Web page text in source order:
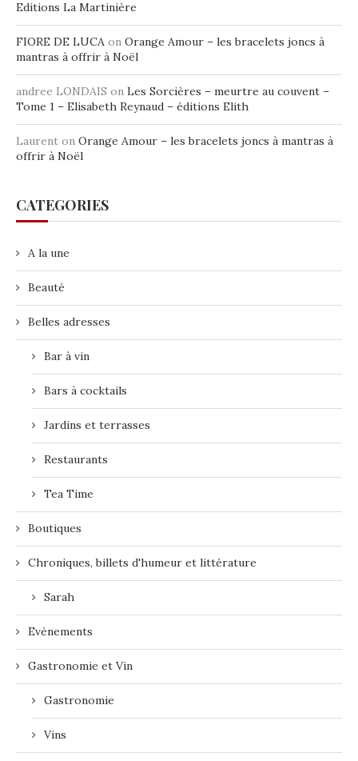
Editions La Martinière
FIORE DE LUCA on Orange Amour – les bracelets joncs à
mantras à offrir à Noël
andree LONDAIS on Les Sorcières – meurtre au couvent –
Tome 1 – Elisabeth Reynaud – éditions Elith
Laurent on Orange Amour – les bracelets joncs à mantras à
offrir à Noël
CATEGORIES
A la une
Beauté
Belles adresses
Bar à vin
Bars à cocktails
Jardins et terrasses
Restaurants
Tea Time
Boutiques
Chroniques, billets d'humeur et littérature
Sarah
Evènements
Gastronomie et Vin
Gastronomie
Vins